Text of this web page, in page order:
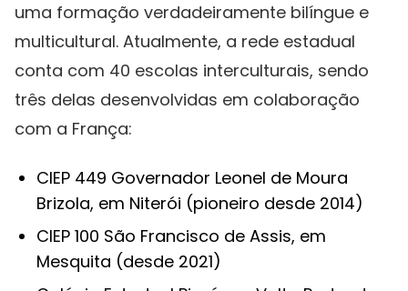
uma formação verdadeiramente bilíngue e
multicultural. Atualmente, a rede estadual
conta com 40 escolas interculturais, sendo
três delas desenvolvidas em colaboração
com a França:
CIEP 449 Governador Leonel de Moura
Brizola, em Niterói (pioneiro desde 2014)
CIEP 100 São Francisco de Assis, em
Mesquita (desde 2021)